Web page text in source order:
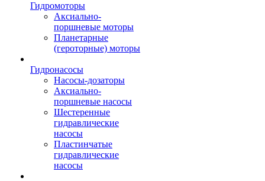
Гидромоторы
Аксиально-
поршневые моторы
Планетарные
(героторные) моторы
Гидронасосы
Насосы-дозаторы
Аксиально-
поршневые насосы
Шестеренные
гидравлические
насосы
Пластинчатые
гидравлические
насосы